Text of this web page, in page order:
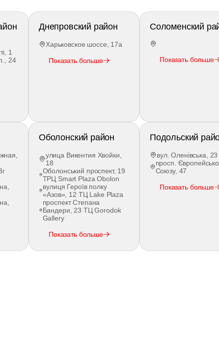
1
24
Днепровский район
Харьковское шоссе, 17а
Показать больше
Соломенский
Показать больше
Оболонский район
улица Викентия Хвойки,
18
Оболонський проспект, 19
ТРЦ Smart Plaza Obolon
вулиця Героїв полку
«Азов», 12 ТЦ Lake Plaza
проспект Степана
Бандери, 23 ТЦ Gorodok
Gallery
Показать больше
Подольский
вул. Оленівська, 23
просп.
Союзу, 47
Показать больше